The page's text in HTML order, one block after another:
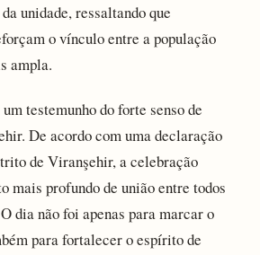
unidade, ressaltando que
o vínculo entre a população
ampla.
testemunho do forte senso de
De acordo com uma declaração
de Viranşehir, a celebração
mais profundo de união entre todos
dia não foi apenas para marcar o
para fortalecer o espírito de